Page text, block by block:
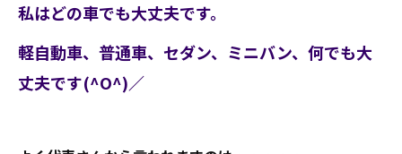
私はどの車でも大丈夫です。
軽自動車、普通車、セダン、ミニバン、何でも大
丈夫です(^O^)／